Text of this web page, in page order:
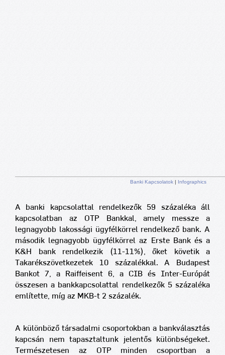
Banki Kapcsolatok | Infographics
A banki kapcsolattal rendelkezők 59 százaléka áll
kapcsolatban az OTP Bankkal, amely messze a
legnagyobb lakossági ügyfélkörrel rendelkező bank. A
második legnagyobb ügyfélkörrel az Erste Bank és a
K&H bank rendelkezik (11-11%), őket követik a
Takarékszövetkezetek 10 százalékkal. A Budapest
Bankot 7, a Raiffeisent 6, a CIB és Inter-Európát
összesen a bankkapcsolattal rendelkezők 5 százaléka
említette, míg az MKB-t 2 százalék.
A különböző társadalmi csoportokban a bankválasztás
kapcsán nem tapasztaltunk jelentős különbségeket.
Természetesen az OTP minden csoportban a